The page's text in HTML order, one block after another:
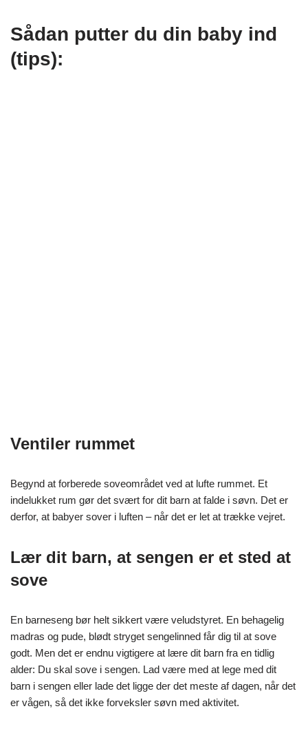
Sådan putter du din baby ind
(tips):
Ventiler rummet
Begynd at forberede soveområdet ved at lufte rummet. Et
indelukket rum gør det svært for dit barn at falde i søvn. Det er
derfor, at babyer sover i luften – når det er let at trække vejret.
Lær dit barn, at sengen er et sted at
sove
En barneseng bør helt sikkert være veludstyret. En behagelig
madras og pude, blødt stryget sengelinned får dig til at sove
godt. Men det er endnu vigtigere at lære dit barn fra en tidlig
alder: Du skal sove i sengen. Lad være med at lege med dit
barn i sengen eller lade det ligge der det meste af dagen, når det
er vågen, så det ikke forveksler søvn med aktivitet.